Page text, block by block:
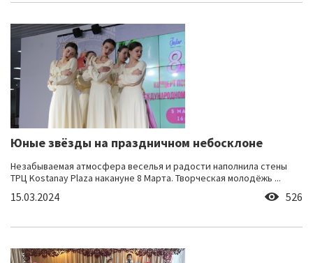
Юные звёзды на праздничном небосклоне
Незабываемая атмосфера веселья и радости наполнила стены
ТРЦ Kostanay Plaza накануне 8 Марта. Творческая молодёжь ...
15.03.2024 526